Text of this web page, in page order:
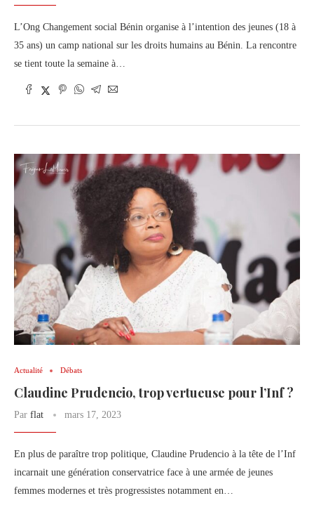
L’Ong Changement social Bénin organise à l’intention des jeunes (18 à
35 ans) un camp national sur les droits humains au Bénin. La rencontre
se tient toute la semaine à…
Actualité Débats
Claudine Prudencio, trop vertueuse pour l’Inf ?
Par flat mars 17, 2023
En plus de paraître trop politique, Claudine Prudencio à la tête de l’Inf
incarnait une génération conservatrice face à une armée de jeunes
femmes modernes et très progressistes notamment en…